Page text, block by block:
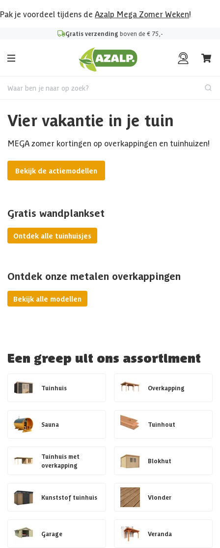
Pak je voordeel tijdens de Azalp Mega Zomer Weken!
Waar ben je naar op zoek?
Vier vakantie in je tuin
MEGA zomer kortingen op overkappingen en tuinhuizen!
Bekijk de actiemodellen
Gratis wandplankset
Ontdek alle tuinhuisjes
Ontdek onze metalen overkappingen
Bekijk alle modellen
Een greep uit ons assortiment
Tuinhuis Overkapping
Sauna Tuinhout
Tuinhuis met
overkapping
Blokhut
Kunststof tuinhuis Vlonder
Garage Veranda